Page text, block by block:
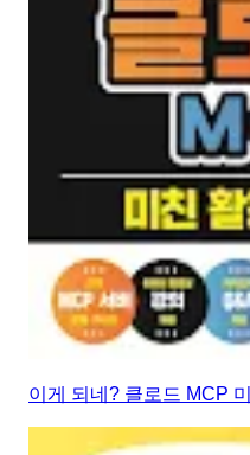
이게 되네? 클로드 MCP